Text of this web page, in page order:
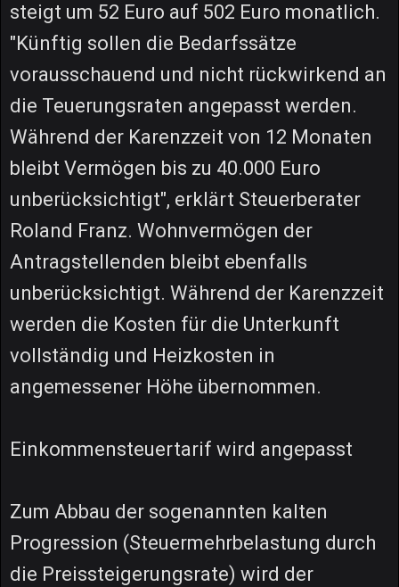
steigt um 52 Euro auf 502 Euro monatlich.
"Künftig sollen die Bedarfssätze
vorausschauend und nicht rückwirkend an
die Teuerungsraten angepasst werden.
Während der Karenzzeit von 12 Monaten
bleibt Vermögen bis zu 40.000 Euro
unberücksichtigt", erklärt Steuerberater
Roland Franz. Wohnvermögen der
Antragstellenden bleibt ebenfalls
unberücksichtigt. Während der Karenzzeit
werden die Kosten für die Unterkunft
vollständig und Heizkosten in
angemessener Höhe übernommen.
Einkommensteuertarif wird angepasst
Zum Abbau der sogenannten kalten
Progression (Steuermehrbelastung durch
die Preissteigerungsrate) wird der